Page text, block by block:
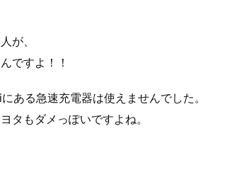
が、
ですよ！！
ある急速充電器は使えませんでした。
タもダメっぽいですよね。